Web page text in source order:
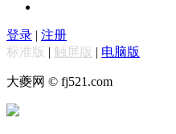
登录 | 注册
标准版 | 触屏版 | 电脑版
大夔网 © fj521.com